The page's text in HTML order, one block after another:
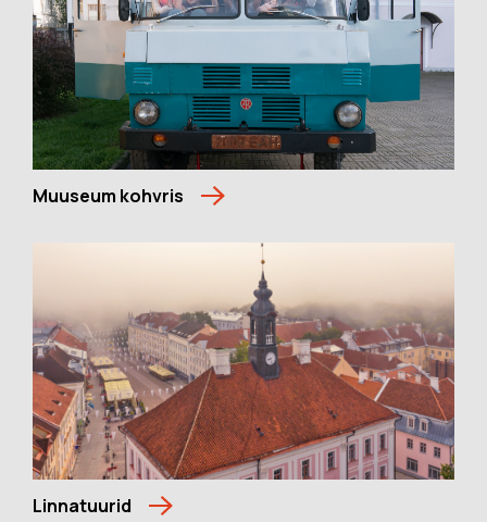
Muuseum kohvris
Linnatuurid